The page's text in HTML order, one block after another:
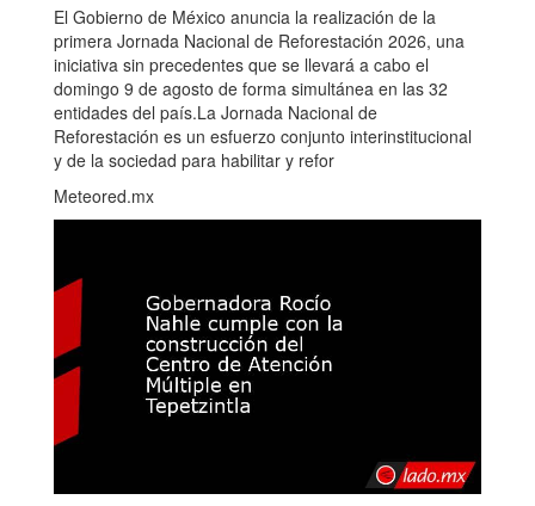
El Gobierno de México anuncia la realización de la
primera Jornada Nacional de Reforestación 2026, una
iniciativa sin precedentes que se llevará a cabo el
domingo 9 de agosto de forma simultánea en las 32
entidades del país.La Jornada Nacional de
Reforestación es un esfuerzo conjunto interinstitucional
y de la sociedad para habilitar y refor
Meteored.mx